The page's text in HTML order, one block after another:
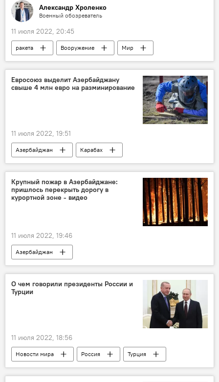
Александр Хроленко
Военный обозреватель
11 июля 2022, 20:45
ракета Вооружение
Мир
Колумнисты
Евросоюз выделит Азербайджану
свыше 4 млн евро на разминирование
11 июля 2022, 19:51
Азербайджан
Карабах
освобожденные земли
Разминирование
Возвращение
Европейский союз
Тойво Клаар
Крупный пожар в Азербайджане:
пришлось перекрыть дорогу в
курортной зоне - видео
11 июля 2022, 19:46
Азербайджан
Происшествия в Азербайджане
пожар
О чем говорили президенты России и
Турции
11 июля 2022, 18:56
Новости мира Россия
Турция
Владимир Путин
Реджеп Тайип Эрдоган